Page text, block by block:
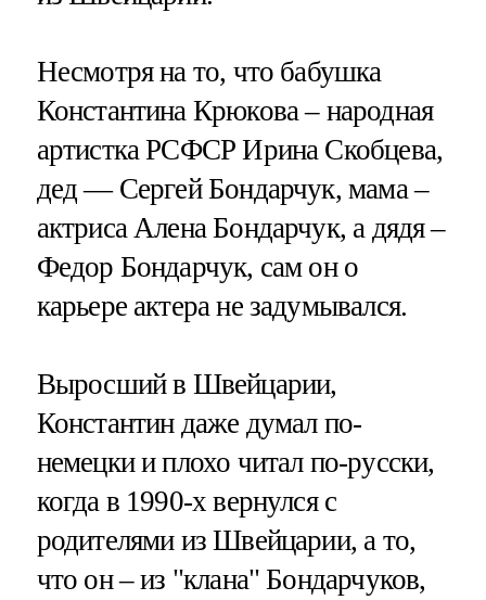
Несмотря на то, что бабушка
Константина Крюкова – народная
артистка РСФСР Ирина Скобцева,
дед — Сергей Бондарчук, мама –
актриса Алена Бондарчук, а дядя –
Федор Бондарчук, сам он о
карьере актера не задумывался.
Выросший в Швейцарии,
Константин даже думал по-
немецки и плохо читал по-русски,
когда в 1990-х вернулся с
родителями из Швейцарии, а то,
что он – из "клана" Бондарчуков,